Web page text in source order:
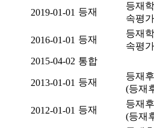
2019-01-01 등재
등재
속평
2016-01-01 등재
등재
속평
2015-04-02 통합
2013-01-01 등재
등재
(등재
2012-01-01 등재
등재
(등재